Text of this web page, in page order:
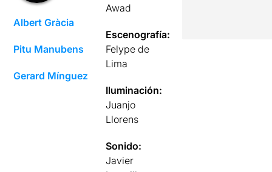
Albert Gràcia
Pitu Manubens
Gerard Mínguez
Awad
Escenografía:
Felype de
Lima
Iluminación:
Juanjo
Llorens
Sonido:
Javier